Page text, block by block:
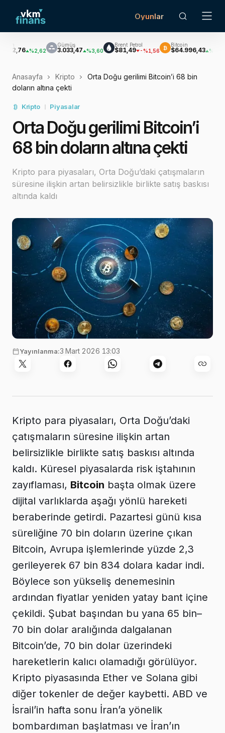
Oyunlar
3.033,47 %3,60
Brent Petrol
$81,49 -%1,56 ₿
Bitcoin
$64.996,43 %0,83 €$
Anasayfa Kripto
Orta Doğu gerilimi Bitcoin’i 68 bin
doların altına çekti
Kripto Piyasalar
Orta Doğu gerilimi Bitcoin’i
68 bin doların altına çekti
Kripto para piyasaları, Orta Doğu’daki çatışmaların
süresine ilişkin artan belirsizlikle birlikte satış baskısı
altında kaldı
Yayınlanma:3 Mart 2026 13:03
Kripto para piyasaları, Orta Doğu’daki
çatışmaların süresine ilişkin artan
belirsizlikle birlikte satış baskısı altında
kaldı. Küresel piyasalarda risk iştahının
zayıflaması, Bitcoin başta olmak üzere
dijital varlıklarda aşağı yönlü hareketi
beraberinde getirdi. Pazartesi günü kısa
süreliğine 70 bin doların üzerine çıkan
Bitcoin, Avrupa işlemlerinde yüzde 2,3
gerileyerek 67 bin 834 dolara kadar indi.
Böylece son yükseliş denemesinin
ardından fiyatlar yeniden yatay bant içine
çekildi. Şubat başından bu yana 65 bin–
70 bin dolar aralığında dalgalanan
Bitcoin’de, 70 bin dolar üzerindeki
hareketlerin kalıcı olamadığı görülüyor.
Kripto piyasasında Ether ve Solana gibi
diğer tokenler de değer kaybetti. ABD ve
İsrail’in hafta sonu İran’a yönelik
bombardıman başlatması ve İran’ın